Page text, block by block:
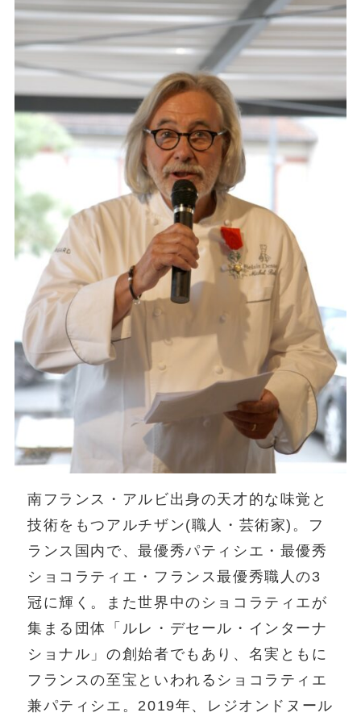
南フランス・アルビ出身の天才的な味覚と
技術をもつアルチザン(職人・芸術家)。フ
ランス国内で、最優秀パティシエ・最優秀
ショコラティエ・フランス最優秀職人の3
冠に輝く。また世界中のショコラティエが
集まる団体「ルレ・デセール・インターナ
ショナル」の創始者でもあり、名実ともに
フランスの至宝といわれるショコラティエ
兼パティシエ。2019年、レジオンドヌール